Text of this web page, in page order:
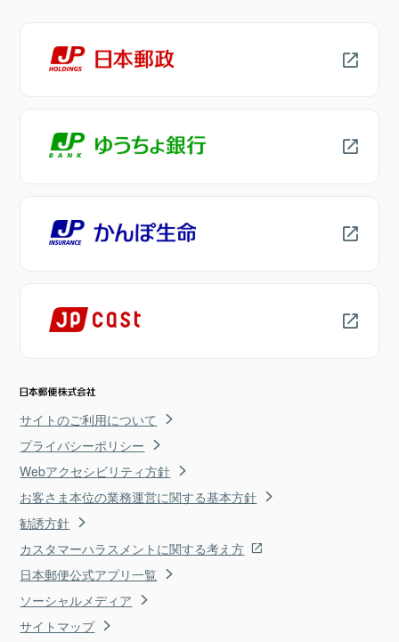
サイトのご利用について
プライバシーポリシー
Webアクセシビリティ方針
お客さま本位の業務運営に関する基本方針
勧誘方針
カスタマーハラスメントに関する考え方
日本郵便公式アプリ一覧
ソーシャルメディア
サイトマップ